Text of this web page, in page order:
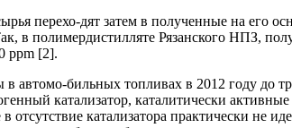
перехо-дят затем в полученные на
в полимердистилляте Рязанского НПЗ,
ррm [2].
автомо-бильных топливах в 2012 году до
катализатор, каталитически
отсутствие катализатора практически не